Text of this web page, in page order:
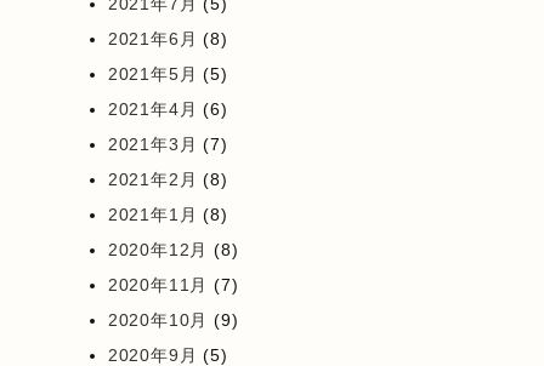
2021年6月 (8)
2021年5月 (5)
2021年4月 (6)
2021年3月 (7)
2021年2月 (8)
2021年1月 (8)
2020年12月 (8)
2020年11月 (7)
2020年10月 (9)
2020年9月 (5)